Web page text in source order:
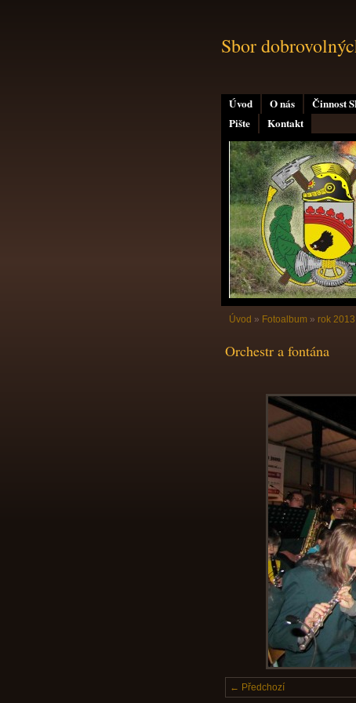
Úvod O nás Činnost
Pište
Kontakt
Sbor
Úvod » Fotoalbum » rok 2013
Orchestr a fontána
← Předchozí